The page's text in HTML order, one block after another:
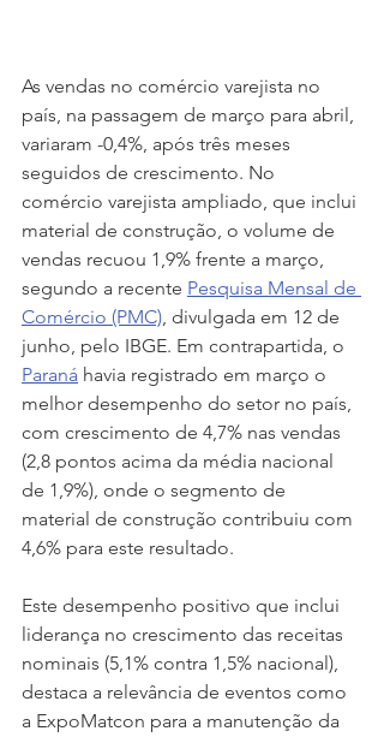
As vendas no comércio varejista no
país, na passagem de março para abril,
variaram -0,4%, após três meses
seguidos de crescimento. No
comércio varejista ampliado, que inclui
material de construção, o volume de
vendas recuou 1,9% frente a março,
segundo a recente Pesquisa Mensal de
Comércio (PMC), divulgada em 12 de
junho, pelo IBGE. Em contrapartida, o
Paraná havia registrado em março o
melhor desempenho do setor no país,
com crescimento de 4,7% nas vendas
(2,8 pontos acima da média nacional
de 1,9%), onde o segmento de
material de construção contribuiu com
4,6% para este resultado.
Este desempenho positivo que inclui
liderança no crescimento das receitas
nominais (5,1% contra 1,5% nacional),
destaca a relevância de eventos como
a ExpoMatcon para a manutenção da